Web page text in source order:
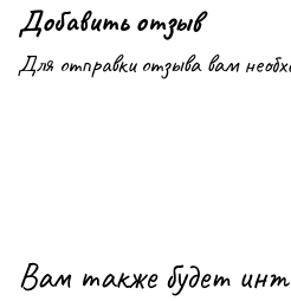
Добавить отзыв
Для отправки отзыва вам
Вам также будет